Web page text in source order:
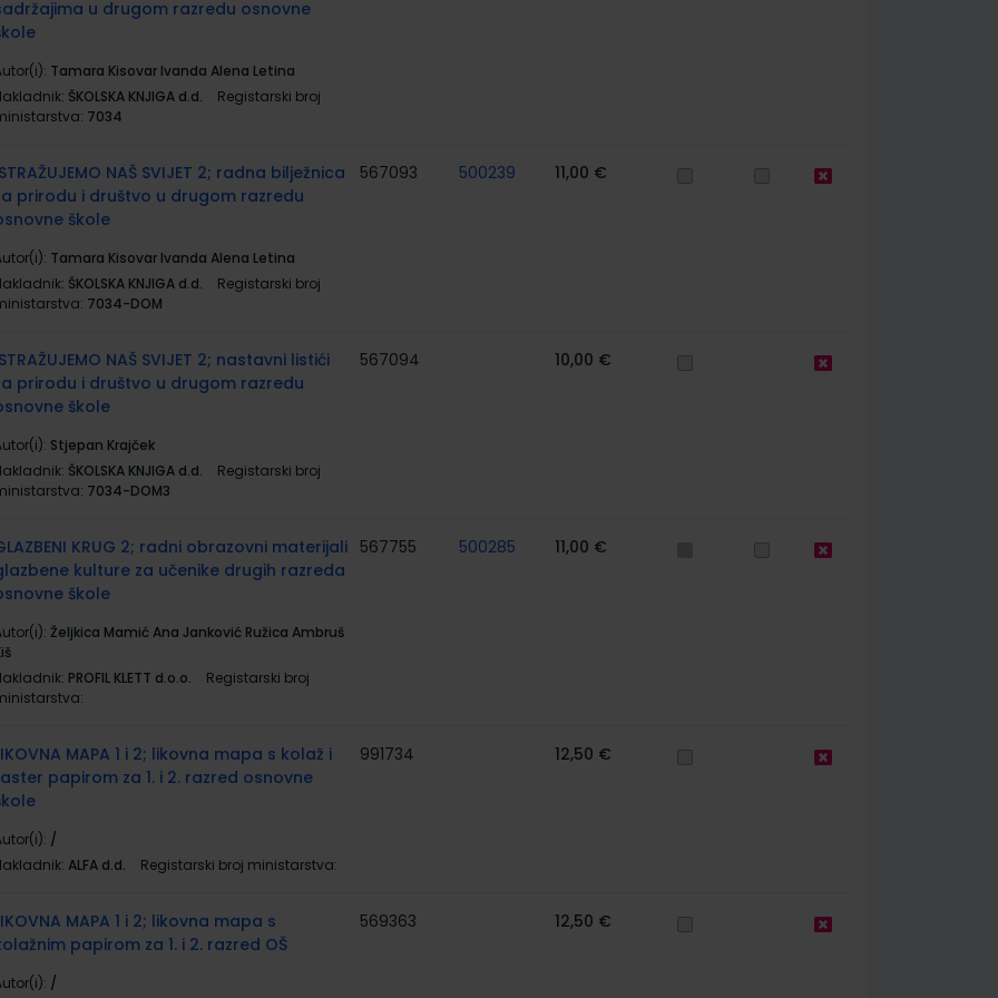
u drugom razredu osnovne
Tamara Kisovar Ivanda Alena Letina
ŠKOLSKA KNJIGA d.d.
Registarski broj
7034
NAŠ SVIJET 2; radna bilježnica
prirodu i društvo u drugom razredu
škole
Tamara Kisovar Ivanda Alena Letina
ŠKOLSKA KNJIGA d.d.
Registarski broj
7034-DOM
567093 500239 11,00 €
NAŠ SVIJET 2; nastavni listići
prirodu i društvo u drugom razredu
škole
Stjepan Krajček
ŠKOLSKA KNJIGA d.d.
Registarski broj
7034-DOM3
567094 10,00 €
KRUG 2; radni obrazovni materijali
kulture za učenike drugih razreda
škole
Željkica Mamić Ana Janković Ružica Ambruš
PROFIL KLETT d.o.o.
Registarski broj
567755 500285 11,00 €
MAPA 1 i 2; likovna mapa s kolaž i
papirom za 1. i 2. razred osnovne
/
ALFA d.d. Registarski broj ministarstva:
991734 12,50 €
MAPA 1 i 2; likovna mapa s
papirom za 1. i 2. razred OŠ
/
569363 12,50 €